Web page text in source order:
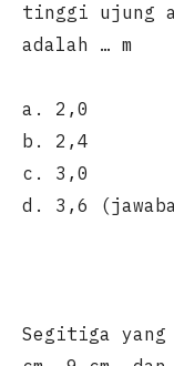
tinggi ujung
adalah … m
a. 2,0
b. 2,4
c. 3,0
d. 3,6
Segitiga